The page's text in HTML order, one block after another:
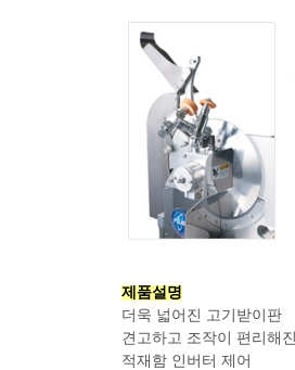
제품설명
더욱 넓어진 고기받이판
견고하고 조작이 편리해
적재함 인버터 제어